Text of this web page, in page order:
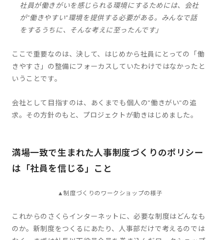
社員が働きがいを感じられる環境にするためには、会社
が“働きやすい“環境を提供する必要がある。みんなで話
をするうちに、そんな考えに至ったんです」
ここで重要なのは、決して、はじめから社員にとっての「働
きやすさ」の整備にフォーカスしていたわけではなかったと
いうことです。
会社として目指すのは、あくまでも個人の“働きがい“の追
求。その方針のもと、プロジェクトが動きはじめました。
満場一致で生まれた人事制度づくりのポリシー
は「社員を信じる」こと
▲制度づくりのワークショップの様子
これからのさくらインターネットに、必要な制度はどんなも
のか。新制度をつくるにあたり、人事部だけで考えるのでは